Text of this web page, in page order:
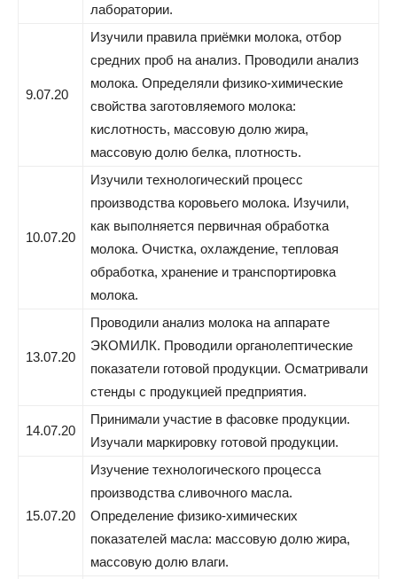
лаборатории.
9.07.20
Изучили правила приёмки молока, отбор
средних проб на анализ. Проводили анализ
молока. Определяли физико-химические
свойства заготовляемого молока:
кислотность, массовую долю жира,
массовую долю белка, плотность.
10.07.20
Изучили технологический процесс
производства коровьего молока. Изучили,
как выполняется первичная обработка
молока. Очистка, охлаждение, тепловая
обработка, хранение и транспортировка
молока.
13.07.20
Проводили анализ молока на аппарате
ЭКОМИЛК. Проводили органолептические
показатели готовой продукции. Осматривали
стенды с продукцией предприятия.
14.07.20
Принимали участие в фасовке продукции.
Изучали маркировку готовой продукции.
15.07.20
Изучение технологического процесса
производства сливочного масла.
Определение физико-химических
показателей масла: массовую долю жира,
массовую долю влаги.